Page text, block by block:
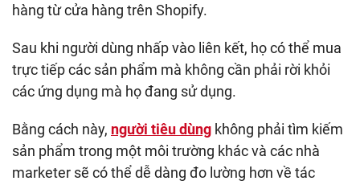
hàng từ cửa hàng trên Shopify.
Sau khi người dùng nhấp vào liên kết, họ có thể mua
trực tiếp các sản phẩm mà không cần phải rời khỏi
các ứng dụng mà họ đang sử dụng.
Bằng cách này, người tiêu dùng không phải tìm kiếm
sản phẩm trong một môi trường khác và các nhà
marketer sẽ có thể dễ dàng đo lường hơn về tác